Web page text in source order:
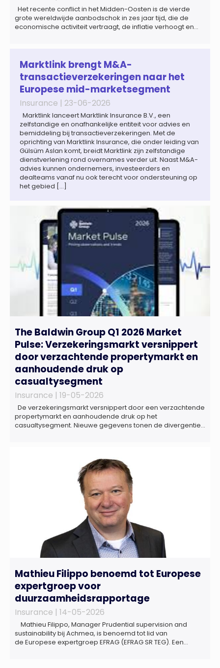
Het recente conflict in het Midden-Oosten is de vierde
grote wereldwijde aanbodschok in zes jaar tijd, die de
economische activiteit vertraagt, de inflatie verhoogt en
wereldwijd naar verwachting afnemen tot 1,3% in reële
termen in […]
Marktlink brengt M&A-
transactieverzekeringen naar het
Europese mid-marketsegment
Insurance | 23-06-2026
Marktlink lanceert Marktlink Insurance B.V., een
zelfstandige en onafhankelijke entiteit voor advies en
bemiddeling bij transactieverzekeringen. Met de
oprichting van Marktlink Insurance, die onder leiding van
Gülsüm Aslan komt, breidt Marktlink zijn zelfstandige
dienstverlening rond overnames verder uit. Naast M&A-
advies kunnen ondernemers, investeerders en
dealteams vanaf nu ook terecht voor ondersteuning op
het gebied […]
The Baldwin Group Q1 2026 Market
Pulse: Verzekeringsmarkt versnippert
door verzachtende propertymarkt en
aanhoudende druk op
casualtysegment
Insurance | 19-05-2026
De verzekeringsmarkt versnippert door een verzachtende
propertymarkt en aanhoudende druk op het
casualtysegment. Nieuwe gegevens tonen de divergentie
het Market Pulse Report voor het eerste kwartaal van 2026
De bedrijfsmatige […]
Mathieu Filippo benoemd tot Europese
expertgroep voor
duurzaamheidsrapportage
Insurance | 14-05-2026
Mathieu Filippo, Manager Prudential supervision and
sustainability bij Achmea, is benoemd tot lid van
de Europese expertgroep EFRAG (EFRAG SR TEG). Een